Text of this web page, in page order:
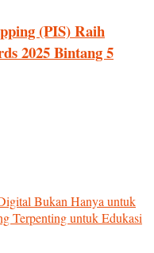
(PIS) Raih
2025 Bintang 5